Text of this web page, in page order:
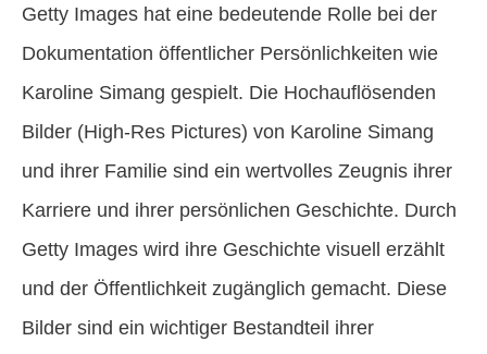
Getty Images hat eine bedeutende Rolle bei der
Dokumentation öffentlicher Persönlichkeiten wie
Karoline Simang gespielt. Die Hochauflösenden
Bilder (High-Res Pictures) von Karoline Simang
und ihrer Familie sind ein wertvolles Zeugnis ihrer
Karriere und ihrer persönlichen Geschichte. Durch
Getty Images wird ihre Geschichte visuell erzählt
und der Öffentlichkeit zugänglich gemacht. Diese
Bilder sind ein wichtiger Bestandteil ihrer